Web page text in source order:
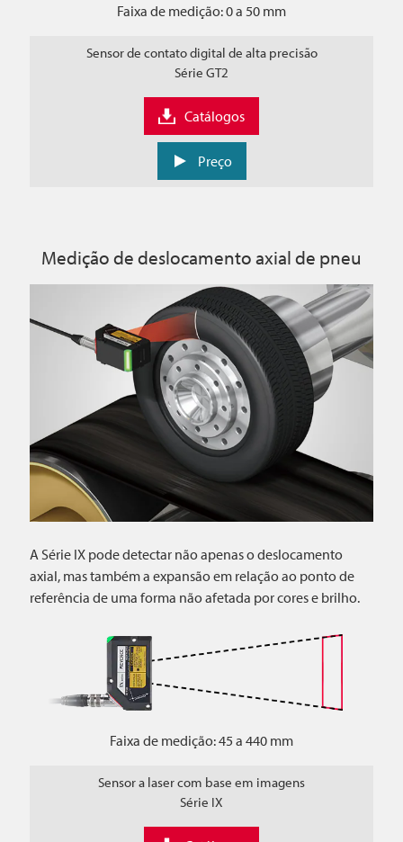
Faixa de medição: 0 a 50 mm
Sensor de contato digital de alta precisão
Série GT2
Catálogos
Preço
Medição de deslocamento axial de pneu
A Série IX pode detectar não apenas o deslocamento
axial, mas também a expansão em relação ao ponto de
referência de uma forma não afetada por cores e brilho.
Faixa de medição: 45 a 440 mm
Sensor a laser com base em imagens
Série IX